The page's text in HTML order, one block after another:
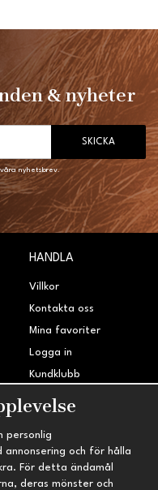
& nyheter
SKICKA
nyhetsbrev.
HANDLA
Villkor
Kontakta oss
Mina favoriter
Logga in
Kundklubb
Retur & Reklamation
695 kr
personlig
annonsering och för hålla
För detta ändamål
deras mönster och